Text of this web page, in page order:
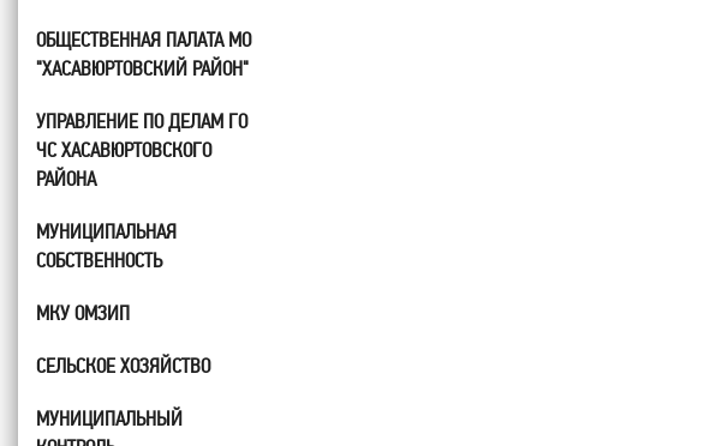
ОБЩЕСТВЕННАЯ ПАЛАТА МО
"ХАСАВЮРТОВСКИЙ РАЙОН"
УПРАВЛЕНИЕ ПО ДЕЛАМ ГО
ЧС ХАСАВЮРТОВСКОГО
РАЙОНА
МУНИЦИПАЛЬНАЯ
СОБСТВЕННОСТЬ
МКУ ОМЗИП
СЕЛЬСКОЕ ХОЗЯЙСТВО
МУНИЦИПАЛЬНЫЙ